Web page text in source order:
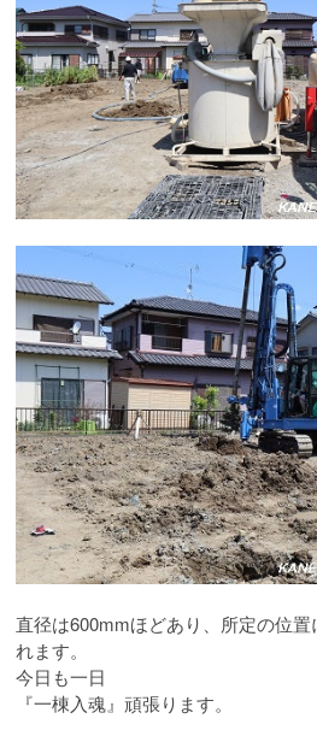
直径は600mmほどあり、所定の位
れます。
今日も一日
『一棟入魂』頑張ります。